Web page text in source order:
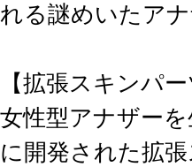
れる謎めいたア
【拡張スキンパー
女性型アナザー
に開発された拡